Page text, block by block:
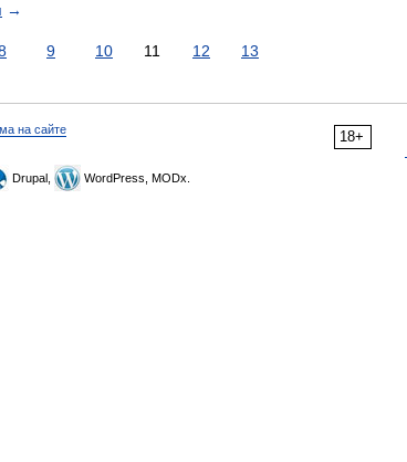
→
9 10 11 12 13
18+
на сайте
Drupal, WordPress, MODx.